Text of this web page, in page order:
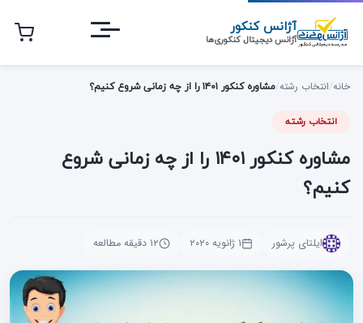
پرش
محتوای
اصلی
آژانس کنکور
آژانس دیجیتال کنکوری‌ها
خانه/انتخاب رشته/مشاوره کنکور ۱۴۰۱ را از چه زمانی شروع کنیم؟
انتخاب رشته
مشاوره کنکور ۱۴۰۱ را از چه زمانی شروع
کنیم؟
ایلتای پرشور ۱ ژانویه ۲۰۲۰ ۱۲ دقیقه مطالعه